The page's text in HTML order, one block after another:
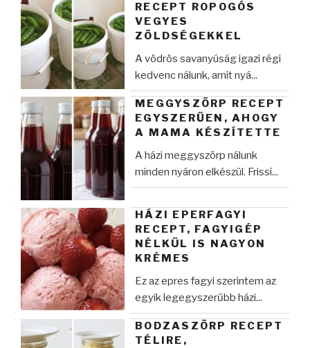
RECEPT ROPOGÓS
VEGYES
ZÖLDSÉGEKKEL
A vödrös savanyúság igazi régi
kedvenc nálunk, amit nyá...
MEGGYSZÖRP RECEPT
EGYSZERŰEN, AHOGY
A MAMA KÉSZÍTETTE
A házi meggyszörp nálunk
minden nyáron elkészül. Frissí...
HÁZI EPERFAGYI
RECEPT, FAGYIGÉP
NÉLKÜL IS NAGYON
KRÉMES
Ez az epres fagyi szerintem az
egyik legegyszerűbb házi...
BODZASZÖRP RECEPT
TÉLIRE,